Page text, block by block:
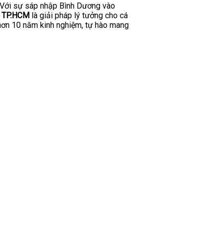
sự sáp nhập Bình Dương vào
là giải pháp lý tưởng cho cá
10 năm kinh nghiệm, tự hào mang